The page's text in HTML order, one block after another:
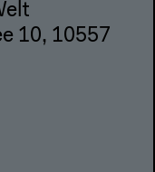
10, 10557